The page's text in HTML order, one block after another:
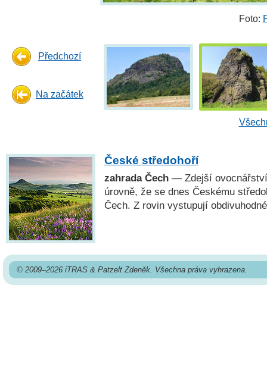
Foto:
Předchozí
Na začátek
České středohoří
zahrada Čech — Zdejší
úrovně, že se dnes Českému
Čech. Z rovin vystupují
© 2009–2026 iTRAS & Patzelt Zdeněk. Všechna práva vyhrazena.